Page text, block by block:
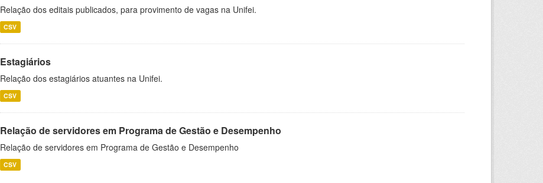
Relação dos editais publicados, para provimento de vagas na Unifei.
CSV
Estagiários
Relação dos estagiários atuantes na Unifei.
CSV
Relação de servidores em Programa de Gestão e Desempenho
Relação de servidores em Programa de Gestão e Desempenho
CSV